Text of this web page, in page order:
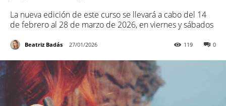
La nueva edición de este curso se llevará a cabo del 14
de febrero al 28 de marzo de 2026, en viernes y sábados
Beatriz Badás 27/01/2026 0
119